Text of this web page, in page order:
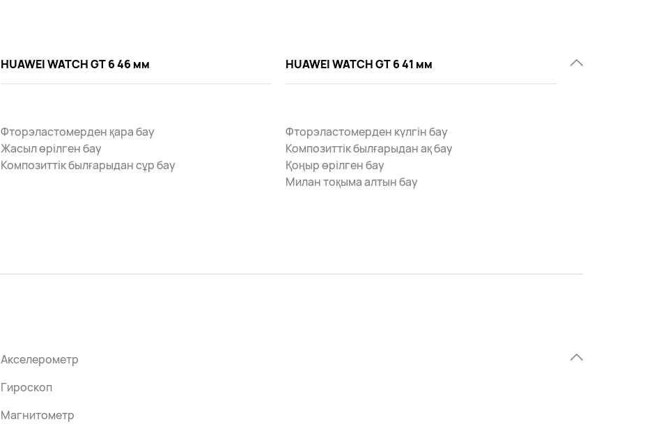
HUAWEI WATCH GT 6 46 мм
Фторэластомерден қара бау
Жасыл өрілген бау
Композиттік былғарыдан сұр бау
HUAWEI WATCH GT 6 41 мм
Фторэластомерден күлгін бау
Композиттік былғарыдан ақ бау
Қоңыр өрілген бау
Милан тоқыма алтын бау
Акселерометр
Гироскоп
Магнитометр